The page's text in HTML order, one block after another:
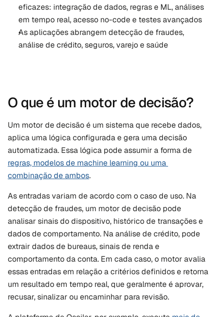
eficazes: integração de dados, regras e ML, análises
em tempo real, acesso no-code e testes avançados
As aplicações abrangem detecção de fraudes,
análise de crédito, seguros, varejo e saúde
O que é um motor de decisão?
Um motor de decisão é um sistema que recebe dados,
aplica uma lógica configurada e gera uma decisão
regras, modelos de machine learning ou uma
combinação de ambos.
As entradas variam de acordo com o caso de uso. Na
detecção de fraudes, um motor de decisão pode
analisar sinais do dispositivo, histórico de transações e
dados de comportamento. Na análise de crédito, pode
extrair dados de bureaus, sinais de renda e
comportamento da conta. Em cada caso, o motor avalia
essas entradas em relação a critérios definidos e retorna
um resultado em tempo real, que geralmente é aprovar,
recusar, sinalizar ou encaminhar para revisão.